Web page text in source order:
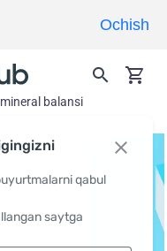
qabul
saytga
balansi
Ochish